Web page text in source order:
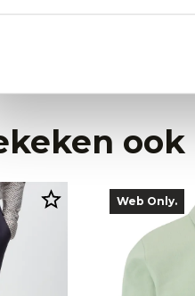
ook
Web Only.